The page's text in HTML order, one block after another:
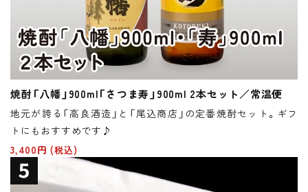
焼酎「八幡」900ml「さつま寿」900ml 2本セット／常温便
地元が誇る「高良酒造」と「尾込商店」の定番焼酎セット。ギフ
トにもおすすめです♪
3,400円 (税込)